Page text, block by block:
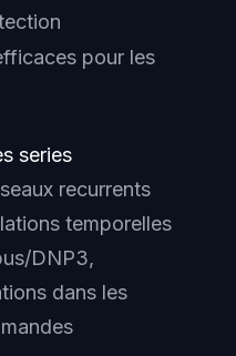
pour les
series
recurrents
temporelles
DNP3,
dans les